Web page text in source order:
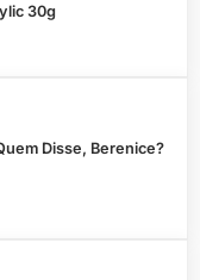
30g
Disse, Berenice?